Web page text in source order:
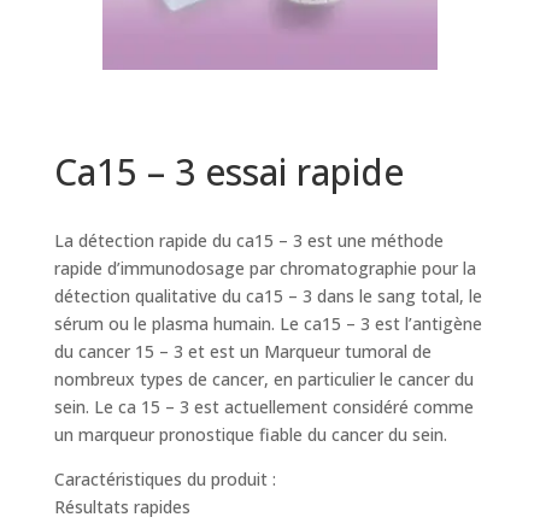
Ca15 – 3 essai rapide
La détection rapide du ca15 – 3 est une méthode
rapide d’immunodosage par chromatographie pour la
détection qualitative du ca15 – 3 dans le sang total, le
sérum ou le plasma humain. Le ca15 – 3 est l’antigène
du cancer 15 – 3 et est un Marqueur tumoral de
nombreux types de cancer, en particulier le cancer du
sein. Le ca 15 – 3 est actuellement considéré comme
un marqueur pronostique fiable du cancer du sein.
Caractéristiques du produit :
Résultats rapides